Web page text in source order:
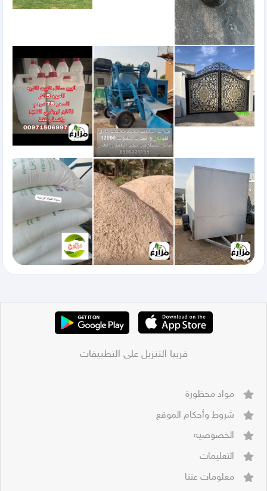
قريبا التنزيل على التطبيقات
مواد محظورة
شروط وأحكام الموقع
الخصوصيه
التعليمات
معلومات عننا